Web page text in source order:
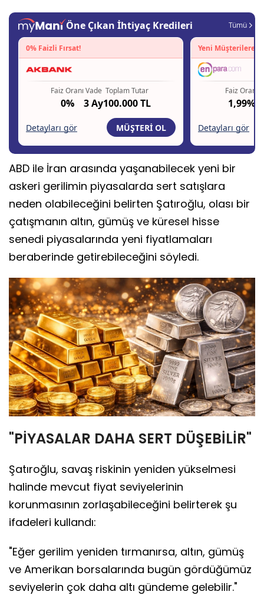
ABD ile İran arasında yaşanabilecek yeni bir
askeri gerilimin piyasalarda sert satışlara
neden olabileceğini belirten Şatıroğlu, olası bir
çatışmanın altın, gümüş ve küresel hisse
senedi piyasalarında yeni fiyatlamaları
beraberinde getirebileceğini söyledi.
"PİYASALAR DAHA SERT DÜŞEBİLİR"
Şatıroğlu, savaş riskinin yeniden yükselmesi
halinde mevcut fiyat seviyelerinin
korunmasının zorlaşabileceğini belirterek şu
ifadeleri kullandı:
"Eğer gerilim yeniden tırmanırsa, altın, gümüş
ve Amerikan borsalarında bugün gördüğümüz
seviyelerin çok daha altı gündeme gelebilir."